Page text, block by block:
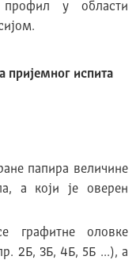
профил у области
пријемног испита
папира величине
а који је оверен
графитне оловке
2Б, 3Б, 4Б, 5Б ...), а